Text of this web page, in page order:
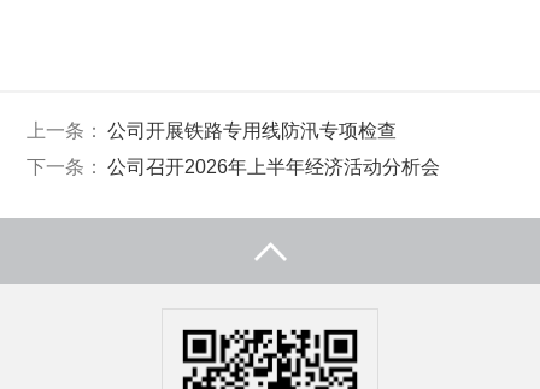
上一条：
公司开展铁路专用线防汛专项检查
下一条：
公司召开2026年上半年经济活动分析会